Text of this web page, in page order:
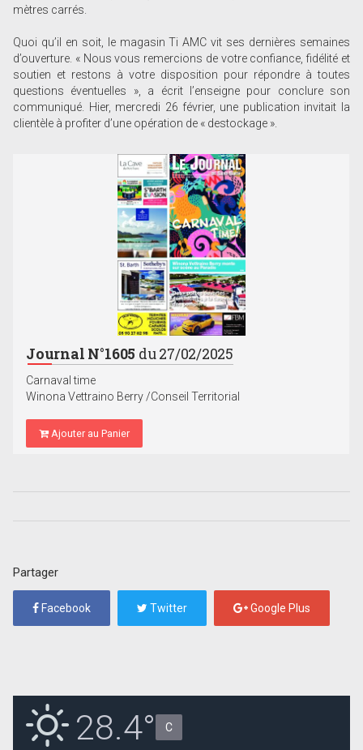
mètres carrés.
Quoi qu’il en soit, le magasin Ti AMC vit ses dernières semaines
d’ouverture. « Nous vous remercions de votre confiance, fidélité et
soutien et restons à votre disposition pour répondre à toutes
questions éventuelles », a écrit l’enseigne pour conclure son
communiqué. Hier, mercredi 26 février, une publication invitait la
clientèle à profiter d’une opération de « destockage ».
Journal N°1605 du 27/02/2025
Carnaval time
Winona Vettraino Berry /Conseil Territorial
Ajouter au Panier
Partager
Facebook Twitter Google Plus
28.4° C